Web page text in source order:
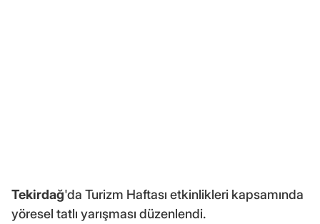
Tekirdağ'da Turizm Haftası etkinlikleri kapsamında
yöresel tatlı yarışması düzenlendi.